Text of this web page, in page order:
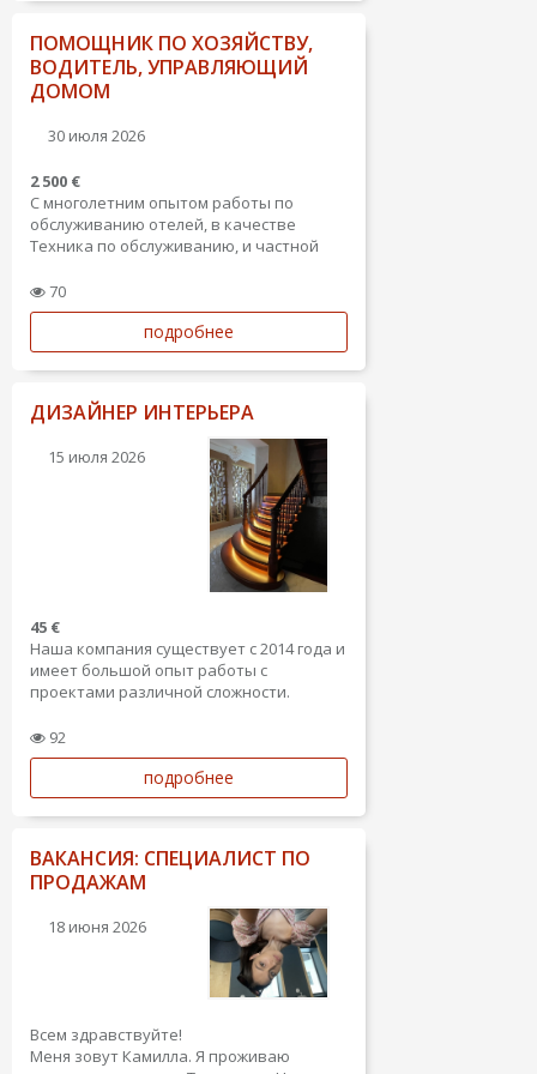
работы...
ПОМОЩНИК ПО ХОЗЯЙСТВУ,
ВОДИТЕЛЬ, УПРАВЛЯЮЩИЙ
ДОМОМ
30 июля 2026
2 500 €
С многолетним опытом работы по
обслуживанию отелей, в качестве
Техника по обслуживанию, и частной
70
подробнее
ДИЗАЙНЕР ИНТЕРЬЕРА
15 июля 2026
45 €
Наша компания существует с 2014 года и
имеет большой опыт работы с
проектами различной сложности.
Мы создаем как эксклюзивные, так и
бюджетные интерьеры. Имеем опыт
работы не только в Латвии, но и за
границей (Англия, Испания, Россия).
92
подробнее
ВАКАНСИЯ: СПЕЦИАЛИСТ ПО
ПРОДАЖАМ
18 июня 2026
Всем здравствуйте!
Меня зовут Камилла. Я проживаю